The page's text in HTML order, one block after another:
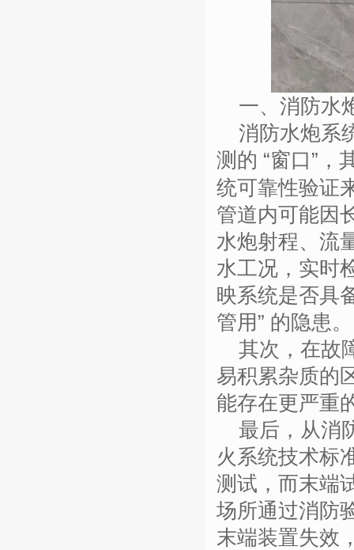
一、消防水
消防水炮系
测的 “窗口”，
统可靠性验证
管道内可能因
水炮射程、流
水工况，实时
映系统是否具
管用” 的隐患。
其次，在故
易积累杂质的
能存在更严重
最后，从消
火系统技术标
测试，而末端
场所通过消防
末端装置失效